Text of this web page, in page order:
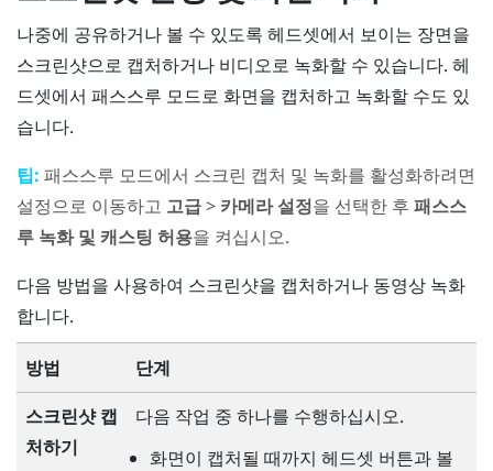
나중에 공유하거나 볼 수 있도록 헤드셋에서 보이는 장면을
스크린샷으로 캡처하거나 비디오로 녹화할 수 있습니다. 헤
드셋에서 패스스루 모드로 화면을 캡처하고 녹화할 수도 있
습니다.
팁: 패스스루 모드에서 스크린 캡처 및 녹화를 활성화하려면
설정으로 이동하고 고급> 카메라 설정을 선택한 후 패스스
루 녹화 및 캐스팅 허용을 켜십시오.
다음 방법을 사용하여 스크린샷을 캡처하거나 동영상 녹화
합니다.
방법 단계
스크린샷 캡
처하기
다음 작업 중 하나를 수행하십시오.
화면이 캡처될 때까지 헤드셋 버튼과 볼